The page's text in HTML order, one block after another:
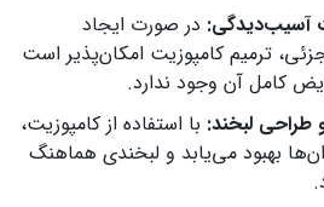
آسیب‌دیدگی: در صورت ایجاد
ترمیم کامپوزیت امکان‌پذیر است
کامل آن وجود ندارد.
طراحی لبخند: با استفاده از کامپوزیت،
بهبود می‌یابد و لبخندی هماهنگ